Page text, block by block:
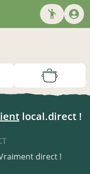
local.direct !
direct !